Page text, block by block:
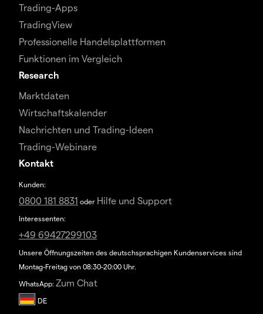
Trading-Apps
TradingView
Professionelle Handelsplattformen
Funktionen im Vergleich
Research
Marktdaten
Wirtschaftskalender
Nachrichten und Trading-Ideen
Trading-Webinare
Kontakt
Kunden:
0800 181 8831 oder Hilfe und Support
Interessenten:
+49 69427299103
Unsere Öffnungszeiten des deutschsprachigen Kundenservices sind
Montag-Freitag von 08:30-20:00 Uhr.
WhatsApp: Zum Chat